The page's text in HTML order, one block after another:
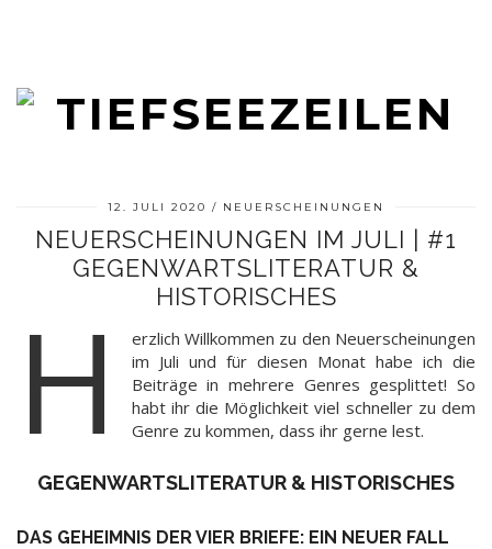
12. JULI 2020 NEUERSCHEINUNGEN
NEUERSCHEINUNGEN IM JULI | #1
GEGENWARTSLITERATUR &
HISTORISCHES
H
erzlich Willkommen zu den Neuerscheinungen
im Juli und für diesen Monat habe ich die
Beiträge in mehrere Genres gesplittet! So
habt ihr die Möglichkeit viel schneller zu dem
Genre zu kommen, dass ihr gerne lest.
GEGENWARTSLITERATUR & HISTORISCHES
DAS GEHEIMNIS DER VIER BRIEFE: EIN NEUER FALL